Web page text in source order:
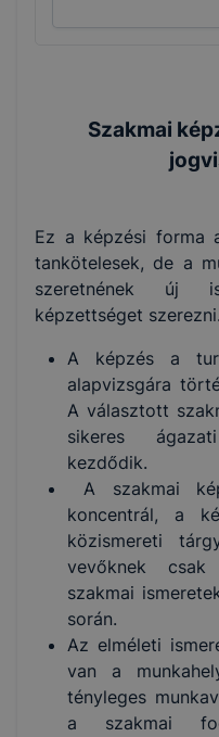
Szakmai
Ez a képzési forma
tankötelesek, de a
szeretnének új
képzettséget szerezni.
A képzés a
alapvizsgára
A választott
sikeres
kezdődik.
A szakmai
koncentrál, a
közismereti
vevőknek
szakmai
során.
Az elméleti
van a
tényleges
a szakmai